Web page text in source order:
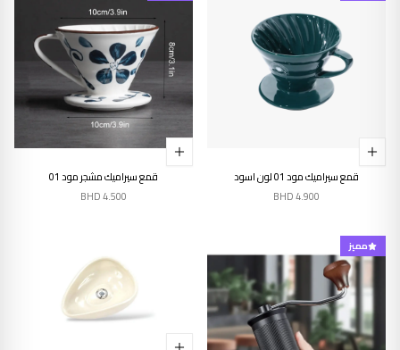
قمع سيراميك مود 01 لون اسود
BHD4.900
قمع سيراميك مشجر مود 01
BHD4.500
مميز